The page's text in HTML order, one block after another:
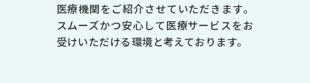
●
-
医療機関をご紹介させていただきます。
スムーズかつ安心して医療サービスをお
受けいただける環境と考えております。